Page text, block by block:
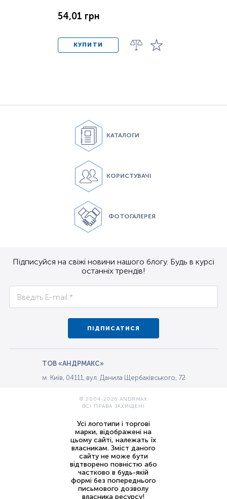
54,01 грн
КУПИТИ
КАТАЛОГИ
КОРИСТУВАЧІ
ФОТОГАЛЕРЕЯ
Підписуйся на свіжі новини нашого блогу. Будь в курсі
останніх трендів!
ПІДПИСАТИСЯ
ТОВ «АНДРМАКС»
м. Київ, 04111, вул. Данила Щербаківського, 72
© 2004-2026 ANDRMAX
ВСІ ПРАВА ЗАХИЩЕНІ
Усі логотипи і торгові
марки, відображені на
цьому сайті, належать їх
власникам. Зміст даного
сайту не може бути
відтворено повністю або
частково в будь-якій
формі без попереднього
письмового дозволу
власника ресурсу!